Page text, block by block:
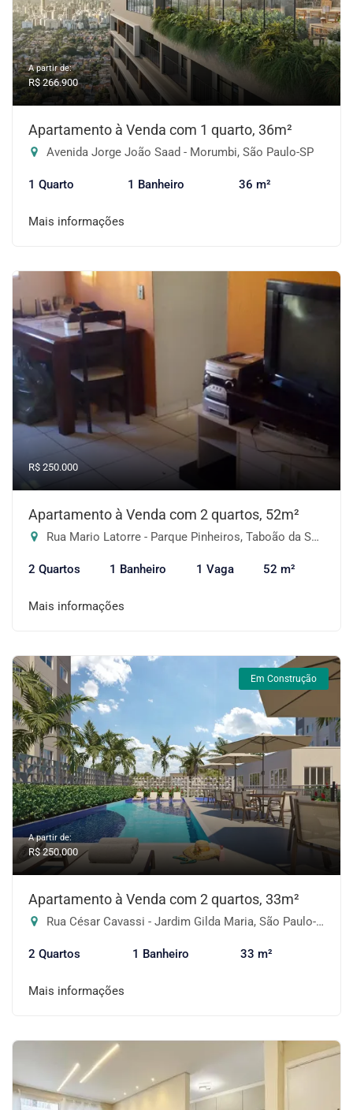
A partir de:
R$ 266.900
Apartamento à Venda com 1 quarto, 36m²
Avenida Jorge João Saad - Morumbi, São Paulo-SP
1 Quarto 1 Banheiro 36 m²
Mais informações
R$ 250.000
Apartamento à Venda com 2 quartos, 52m²
Rua Mario Latorre - Parque Pinheiros, Taboão da Serra-SP
2 Quartos 1 Banheiro 1 Vaga 52 m²
Mais informações
Em Construção
A partir de:
R$ 250.000
Apartamento à Venda com 2 quartos, 33m²
Rua César Cavassi - Jardim Gilda Maria, São Paulo-SP
2 Quartos 1 Banheiro 33 m²
Mais informações